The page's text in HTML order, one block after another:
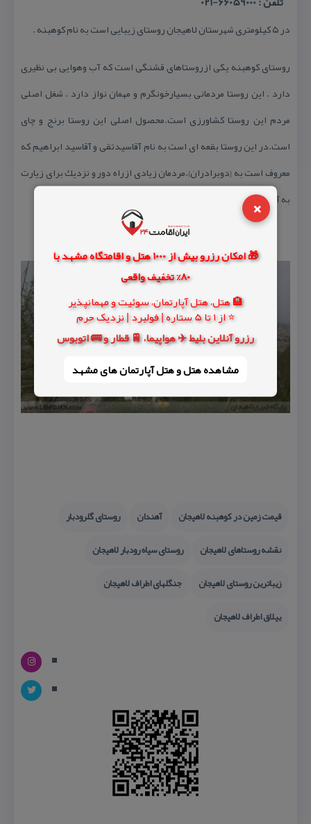
×
🎁 امکان رزرو بیش از 1000 هتل و اقامتگاه مشهد با
80% تخفیف واقعی
🏨 هتل، هتل آپارتمان، سوئیت و مهمانپذیر
⭐ از 1 تا 5 ستاره | فولبرد | نزدیک حرم
رزرو آنلاین بلیط ✈️ هواپیما، 🚆 قطار و 🚌 اتوبوس
مشاهده هتل و هتل‌ آپارتمان های مشهد
در ۵ كیلومتری شهرستان لاهیجان روستای زیبایی است به نام كوهبنه .
روستای كوهبنه یكی ازروستاهای قشنگی است كه آب وهوایی بی نظیری
دارد . این روستا مردمانی بسیارخونگرم و مهمان نواز دارد . شغل اصلی
مردم این روستا كشاورزی است.محصول اصلی این روستا برنج و چای
است.در این روستا بقعه ای است به نام آقاسیدتقی و آقاسید ابراهیم كه
معروف است به {دوبرادران}.مردمان زیادی ازراه دور و نزدیك برای زیارت
به آنجامی روند.
قیمت زمین در كوهبنه لاهیجان آهندان
روستای گلرودبار
نقشه روستاهای لاهیجان
روستای سیاه رودبار لاهیجان
زیباترین روستای لاهیجان
جنگلهای اطراف لاهیجان
ییلاق اطراف لاهیجان